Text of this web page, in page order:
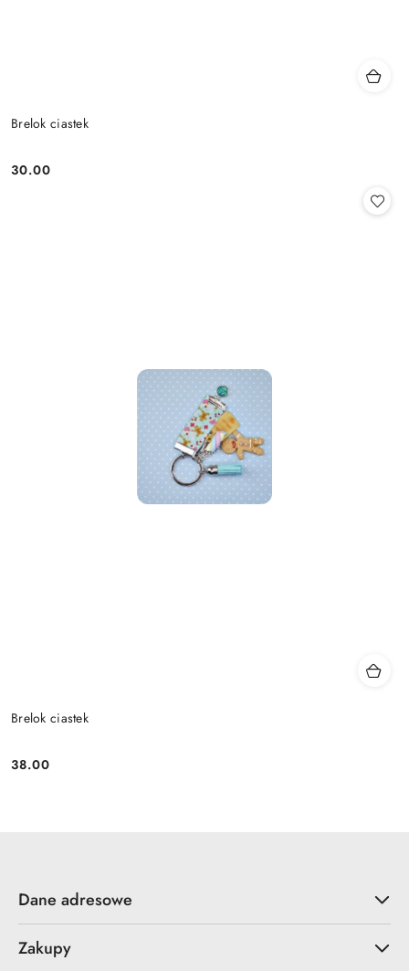
Brelok ciastek
Cena:
30.00
Brelok ciastek
Cena:
38.00
Dane adresowe
Zakupy